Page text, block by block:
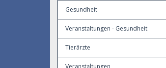
Gesundheit
Veranstaltungen - Gesundheit
Tierärzte
Veranstaltungen